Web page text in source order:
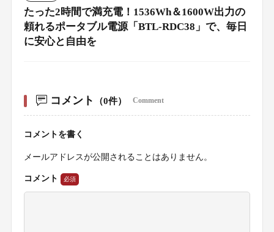
たった2時間で満充電！1536Wh＆1600W出力の
頼れるポータブル電源「BTL-RDC38」で、毎日
に安心と自由を
コメント （0件） Comment
コメントを書く
メールアドレスが公開されることはありません。
コメント